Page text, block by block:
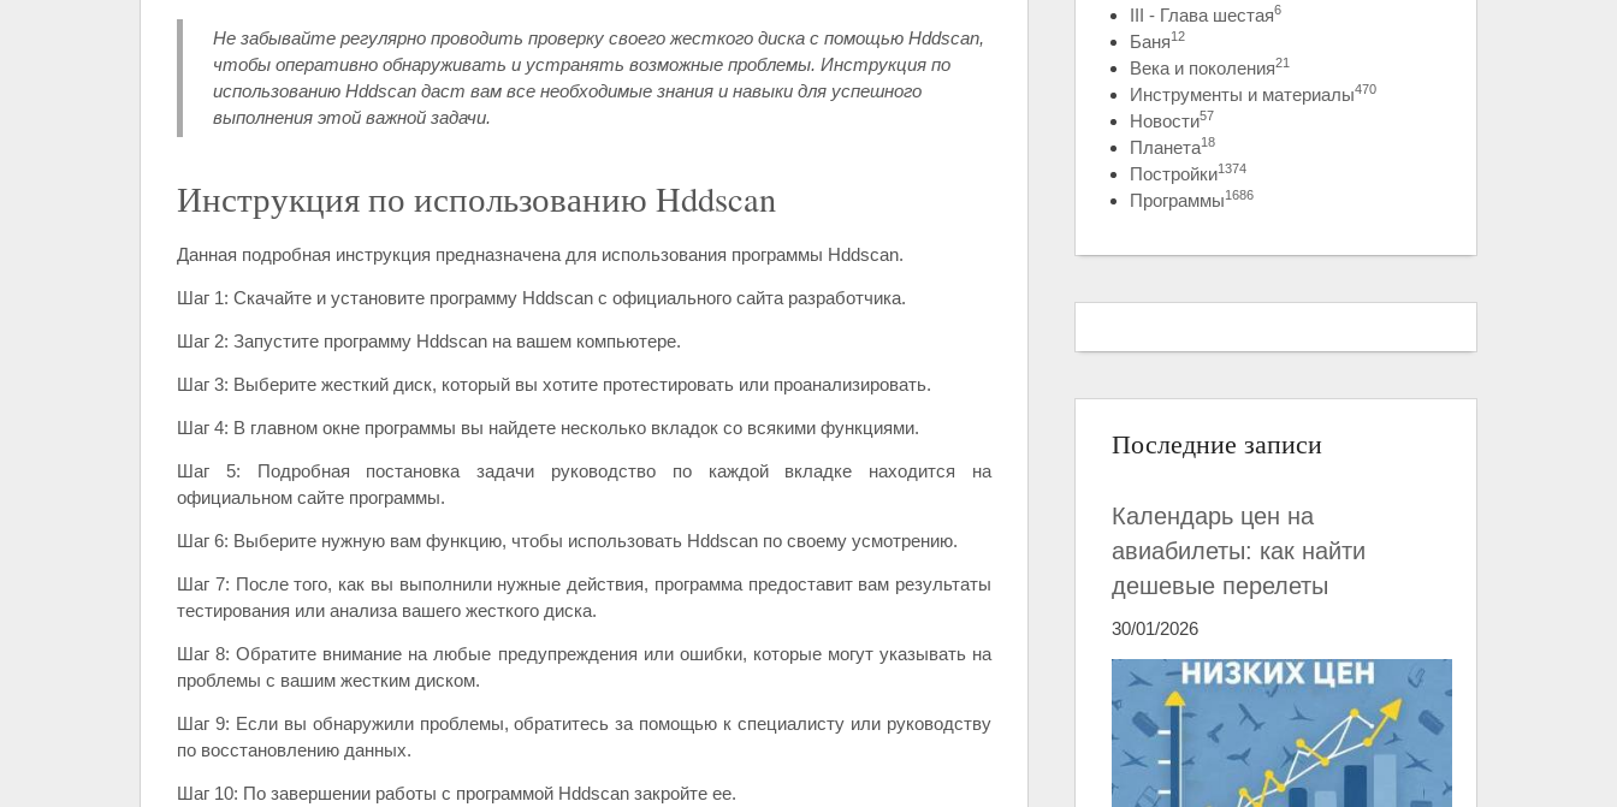
Не забывайте регулярно проводить проверку своего жесткого диска с помощью Hddscan,
чтобы оперативно обнаруживать и устранять возможные проблемы. Инструкция по
использованию Hddscan даст вам все необходимые знания и навыки для успешного
выполнения этой важной задачи.
Инструкция по использованию Hddscan
Данная подробная инструкция предназначена для использования программы Hddscan.
Шаг 1: Скачайте и установите программу Hddscan с официального сайта разработчика.
Шаг 2: Запустите программу Hddscan на вашем компьютере.
Шаг 3: Выберите жесткий диск, который вы хотите протестировать или проанализировать.
Шаг 4: В главном окне программы вы найдете несколько вкладок со всякими функциями.
Шаг 5: Подробная постановка задачи руководство по каждой вкладке находится на
официальном сайте программы.
Шаг 6: Выберите нужную вам функцию, чтобы использовать Hddscan по своему усмотрению.
Шаг 7: После того, как вы выполнили нужные действия, программа предоставит вам результаты
тестирования или анализа вашего жесткого диска.
Шаг 8: Обратите внимание на любые предупреждения или ошибки, которые могут указывать на
проблемы с вашим жестким диском.
Шаг 9: Если вы обнаружили проблемы, обратитесь за помощью к специалисту или руководству
по восстановлению данных.
Шаг 10: По завершении работы с программой Hddscan закройте ее.
III - Глава шестая6
Баня12
Века и поколения21
Инструменты и материалы470
Новости57
Планета18
Постройки1374
Программы1686
Последние записи
Календарь цен на
авиабилеты: как найти
дешевые перелеты
30/01/2026